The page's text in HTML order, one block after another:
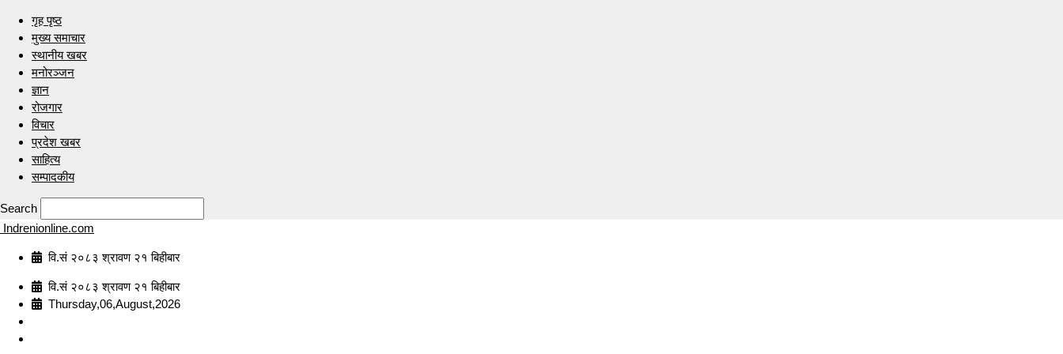
गृह पृष्ठ
मुख्य समाचार
स्थानीय खबर
मनोरञ्जन
ज्ञान
रोजगार
विचार
प्रदेश खबर
साहित्य
सम्पादकीय
Search
Indrenionline.com
वि.सं २०८३ श्रावण २१ बिहीबार
वि.सं २०८३ श्रावण २१ बिहीबार
Thursday,06,August,2026